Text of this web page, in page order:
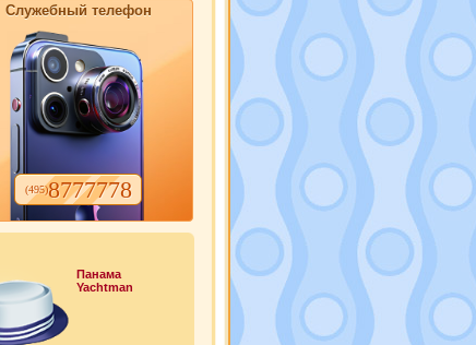
Служебный телефон
(495)8777778
Панама
Yachtman